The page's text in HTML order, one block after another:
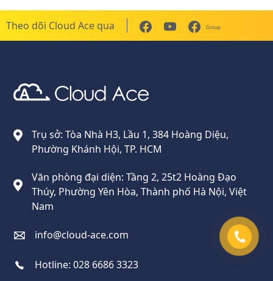
Theo dõi Cloud Ace qua Group
Trụ sở: Tòa Nhà H3, Lầu 1, 384 Hoàng Diệu,
Phường Khánh Hội, TP. HCM
Văn phòng đại diện: Tầng 2, 25t2 Hoàng Đạo
Thúy, Phường Yên Hòa, Thành phố Hà Nội, Việt
Nam
info@cloud-ace.com
Hotline:028 6686 3323